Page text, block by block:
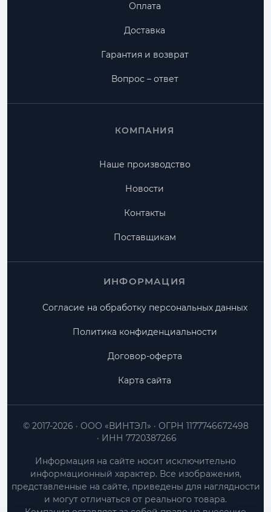
Оплата
Доставка
Гарантия и возврат
Вопрос – ответ
КОМПАНИЯ
Наше производство
Новости
Контакты
Поставщикам
ИНФОРМАЦИЯ
Согласие на обработку персональных данных
Политика конфиденциальности
Договор-оферта
Карта сайта
ООО «ВИНТЭЛ»
ОГРН 1177746672498
ИНН 7720387266
© 2017-2026
Информация на сайте носит исключительно
информационный характер. Все изображения,
представленные на сайте, приведены для наглядности
и могут отличаться от реального товара.